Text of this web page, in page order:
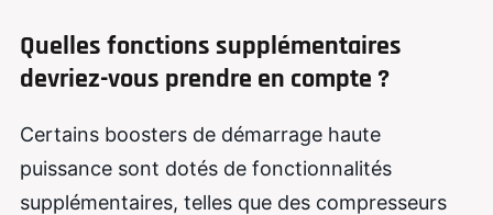
Quelles fonctions supplémentaires
devriez-vous prendre en compte ?
Certains boosters de démarrage haute
puissance sont dotés de fonctionnalités
supplémentaires, telles que des compresseurs